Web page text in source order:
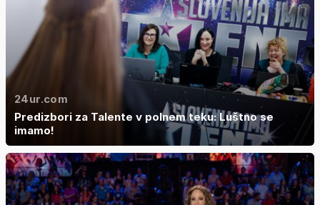
24ur.com
Predizbori za Talente v polnem teku: Luštno se
imamo!